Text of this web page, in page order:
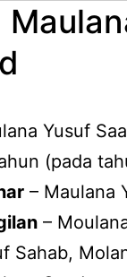
Yusuf
(pada
– Maulana
–
Sahab,